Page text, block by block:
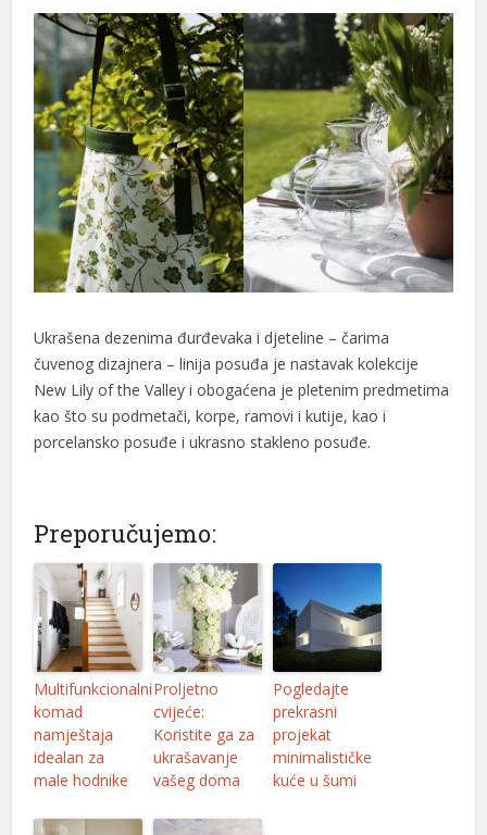
Ukrašena dezenima đurđevaka i djeteline – čarima
čuvenog dizajnera – linija posuđa je nastavak kolekcije
New Lily of the Valley i obogaćena je pletenim predmetima
kao što su podmetači, korpe, ramovi i kutije, kao i
porcelansko posuđe i ukrasno stakleno posuđe.
Preporučujemo:
Multifunkcionalni
komad
namještaja
idealan za
male hodnike
Proljetno
cvijeće:
Koristite ga za
ukrašavanje
vašeg doma
Pogledajte
prekrasni
projekat
minimalističke
kuće u šumi